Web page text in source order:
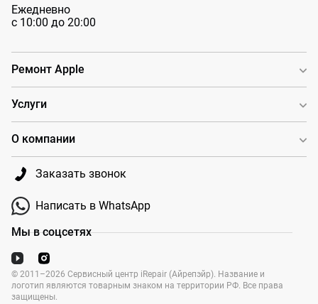
Ежедневно
с 10:00 до 20:00
Заказать звонок
Написать в WhatsApp
Ремонт Apple
Услуги
О компании
Мы в соцсетях
© 2011–2026 Сервисный центр iRepair (Айрепэйр). Название и
логотип являются товарным знаком на территории РФ. Все права
защищены.